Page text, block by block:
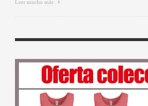
Leer mucho más